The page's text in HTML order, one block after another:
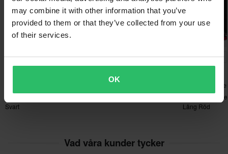
may combine it with other information that you’ve
provided to them or that they’ve collected from your use
of their services.
OK
169 kr -23%
219 kr
Svart
499 kr -24%
657 kr
24MX Race Långa Strumpor
329 kr -17%
395 kr
14 Recensioner
Strumpor
Lång Röd
Vad våra kunder tycker